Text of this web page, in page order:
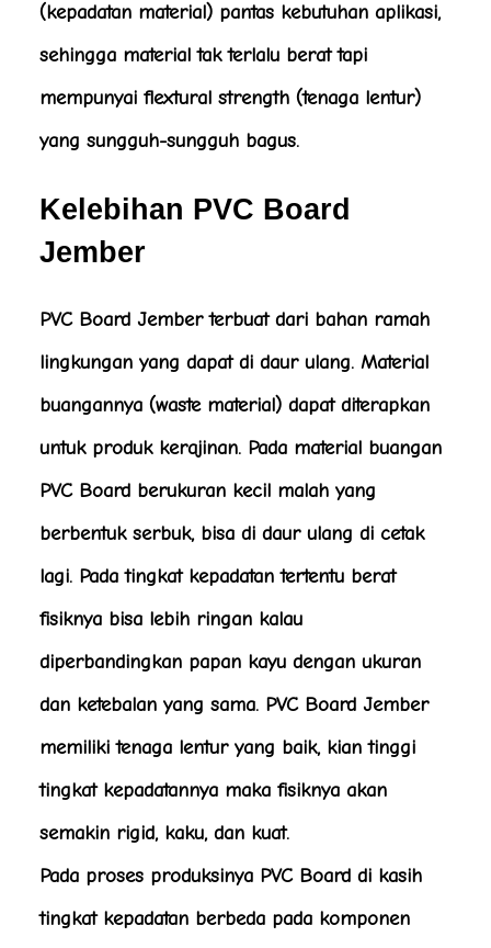
(kepadatan material) pantas kebutuhan aplikasi,
sehingga material tak terlalu berat tapi
mempunyai flextural strength (tenaga lentur)
yang sungguh-sungguh bagus.
Kelebihan PVC Board
Jember
PVC Board Jember terbuat dari bahan ramah
lingkungan yang dapat di daur ulang. Material
buangannya (waste material) dapat diterapkan
untuk produk kerajinan. Pada material buangan
PVC Board berukuran kecil malah yang
berbentuk serbuk, bisa di daur ulang di cetak
lagi. Pada tingkat kepadatan tertentu berat
fisiknya bisa lebih ringan kalau
diperbandingkan papan kayu dengan ukuran
dan ketebalan yang sama. PVC Board Jember
memiliki tenaga lentur yang baik, kian tinggi
tingkat kepadatannya maka fisiknya akan
semakin rigid, kaku, dan kuat.
Pada proses produksinya PVC Board di kasih
tingkat kepadatan berbeda pada komponen